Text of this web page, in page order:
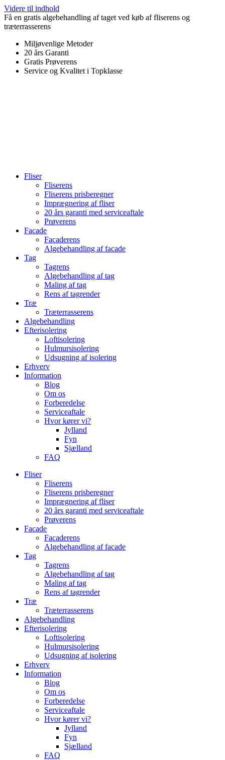
Videre til indhold
Få en gratis algebehandling af taget ved køb af fliserens og
træterrasserens
Miljøvenlige Metoder
20 års Garanti
Gratis Prøverens
Service og Kvalitet i Topklasse
Fliser
Fliserens
Fliserens prisberegner
Imprægnering af fliser
20 års garanti med serviceaftale
Prøverens
Facade
Facaderens
Algebehandling af facade
Tag
Tagrens
Algebehandling af tag
Maling af tag
Rens af tagrender
Træ
Træterrasserens
Algebehandling
Efterisolering
Loftisolering
Hulmursisolering
Udsugning af isolering
Erhverv
Information
Blog
Om os
Forberedelse
Serviceaftale
Hvor kører vi?
Jylland
Fyn
Sjælland
FAQ
Fliser
Fliserens
Fliserens prisberegner
Imprægnering af fliser
20 års garanti med serviceaftale
Prøverens
Facade
Facaderens
Algebehandling af facade
Tag
Tagrens
Algebehandling af tag
Maling af tag
Rens af tagrender
Træ
Træterrasserens
Algebehandling
Efterisolering
Loftisolering
Hulmursisolering
Udsugning af isolering
Erhverv
Information
Blog
Om os
Forberedelse
Serviceaftale
Hvor kører vi?
Jylland
Fyn
Sjælland
FAQ